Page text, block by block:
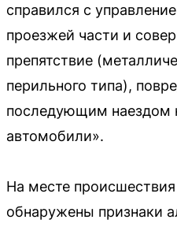
справился с
проезжей части и
препятствие
перильного типа),
последующим наездом
автомобили».
На месте
обнаружены признаки